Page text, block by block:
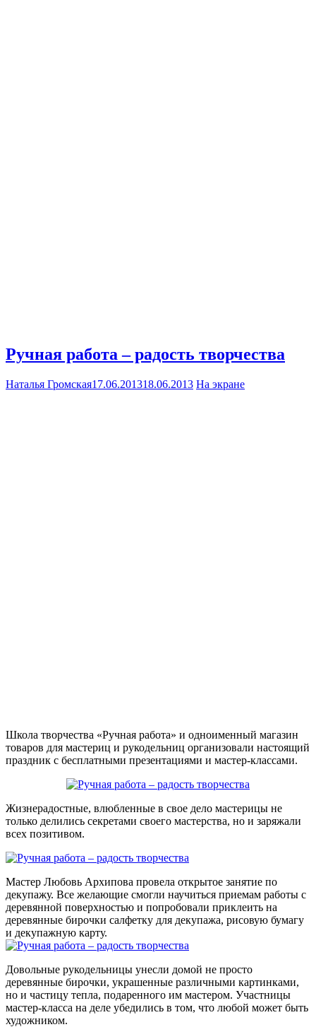
Ручная работа – радость творчества
Наталья Громская17.06.201318.06.2013 На экране
Школа творчества «Ручная работа» и одноименный магазин
товаров для мастериц и рукодельниц организовали настоящий
праздник с бесплатными презентациями и мастер-классами.
Жизнерадостные, влюбленные в свое дело мастерицы не
только делились секретами своего мастерства, но и заряжали
всех позитивом.
Мастер Любовь Архипова провела открытое занятие по
декупажу. Все желающие смогли научиться приемам работы с
деревянной поверхностью и попробовали приклеить на
деревянные бирочки салфетку для декупажа, рисовую бумагу
и декупажную карту.
Довольные рукодельницы унесли домой не просто
деревянные бирочки, украшенные различными картинками,
но и частицу тепла, подаренного им мастером. Участницы
мастер-класса на деле убедились в том, что любой может быть
художником.